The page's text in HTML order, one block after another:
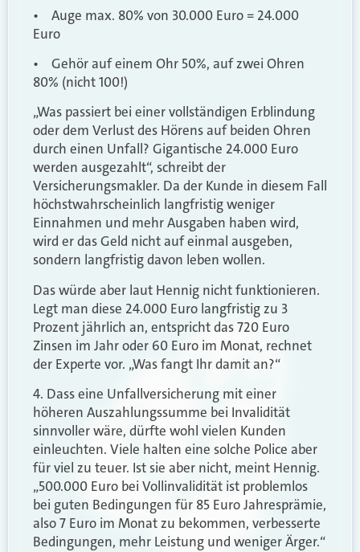
• Auge max. 80% von 30.000 Euro = 24.000
Euro
• Gehör auf einem Ohr 50%, auf zwei Ohren
80% (nicht 100!)
„Was passiert bei einer vollständigen Erblindung
oder dem Verlust des Hörens auf beiden Ohren
durch einen Unfall? Gigantische 24.000 Euro
werden ausgezahlt“, schreibt der
Versicherungsmakler. Da der Kunde in diesem Fall
höchstwahrscheinlich langfristig weniger
Einnahmen und mehr Ausgaben haben wird,
wird er das Geld nicht auf einmal ausgeben,
sondern langfristig davon leben wollen.
Das würde aber laut Hennig nicht funktionieren.
Legt man diese 24.000 Euro langfristig zu 3
Prozent jährlich an, entspricht das 720 Euro
Zinsen im Jahr oder 60 Euro im Monat, rechnet
der Experte vor. „Was fangt Ihr damit an?“
4. Dass eine Unfallversicherung mit einer
höheren Auszahlungssumme bei Invalidität
sinnvoller wäre, dürfte wohl vielen Kunden
einleuchten. Viele halten eine solche Police aber
für viel zu teuer. Ist sie aber nicht, meint Hennig.
„500.000 Euro bei Vollinvalidität ist problemlos
bei guten Bedingungen für 85 Euro Jahresprämie,
also 7 Euro im Monat zu bekommen, verbesserte
Bedingungen, mehr Leistung und weniger Ärger.“